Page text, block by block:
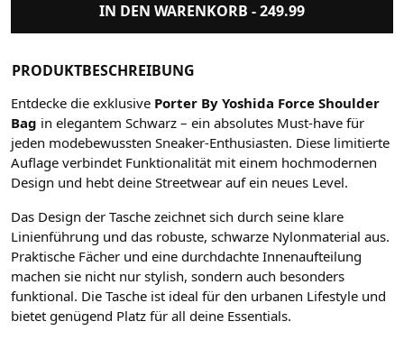
IN DEN WARENKORB -249.99
PRODUKTBESCHREIBUNG
Entdecke die exklusive Porter By Yoshida Force Shoulder
Bag in elegantem Schwarz – ein absolutes Must-have für
jeden modebewussten Sneaker-Enthusiasten. Diese limitierte
Auflage verbindet Funktionalität mit einem hochmodernen
Design und hebt deine Streetwear auf ein neues Level.
Das Design der Tasche zeichnet sich durch seine klare
Linienführung und das robuste, schwarze Nylonmaterial aus.
Praktische Fächer und eine durchdachte Innenaufteilung
machen sie nicht nur stylish, sondern auch besonders
funktional. Die Tasche ist ideal für den urbanen Lifestyle und
bietet genügend Platz für all deine Essentials.